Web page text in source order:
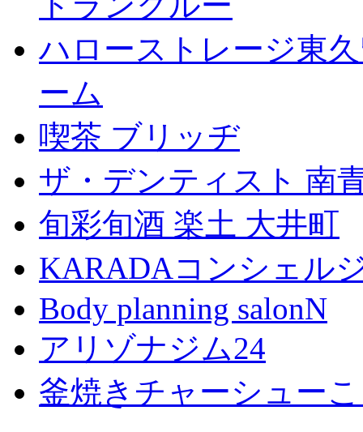
ハローストレージ東
ーム
喫茶 ブリッヂ
ザ・デンティスト 南
旬彩旬酒 楽土 大井町
KARADAコンシェル
Body planning salonN
アリゾナジム24
釜焼きチャーシュー